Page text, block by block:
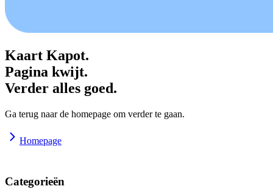
Kaart Kapot.
Pagina kwijt.
Verder alles goed.
Ga terug naar de homepage om verder te gaan.
Homepage
Categorieën